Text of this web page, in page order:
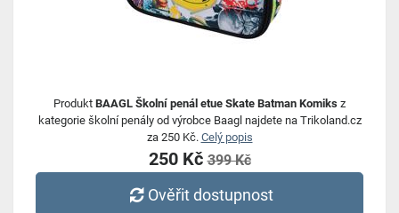
Produkt BAAGL Školní penál etue Skate Batman Komiks z
kategorie školní penály od výrobce Baagl najdete na Trikoland.cz
za 250 Kč. Celý popis
250 Kč399 Kč
Ověřit dostupnost